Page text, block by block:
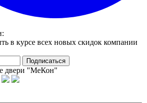
в курсе всех новых скидок компании
двери "МеКон"